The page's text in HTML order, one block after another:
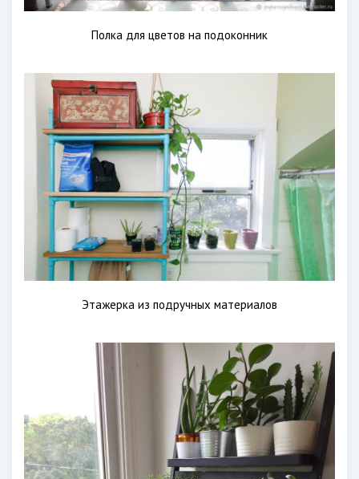
Полка для цветов на подоконник
Этажерка из подручных материалов